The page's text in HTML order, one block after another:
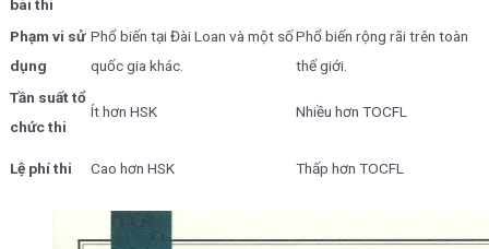
bài thi
Phạm vi sử
dụng
Phổ biến tại Đài Loan và một số
quốc gia khác.
Phổ biến rộng rãi trên toàn
thế giới.
Tần suất tổ
chức thi
Ít hơn HSK Nhiều hơn TOCFL
Lệ phí thi Cao hơn HSK Thấp hơn TOCFL